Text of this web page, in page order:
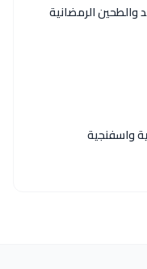
الرمضانية
واسفنجية